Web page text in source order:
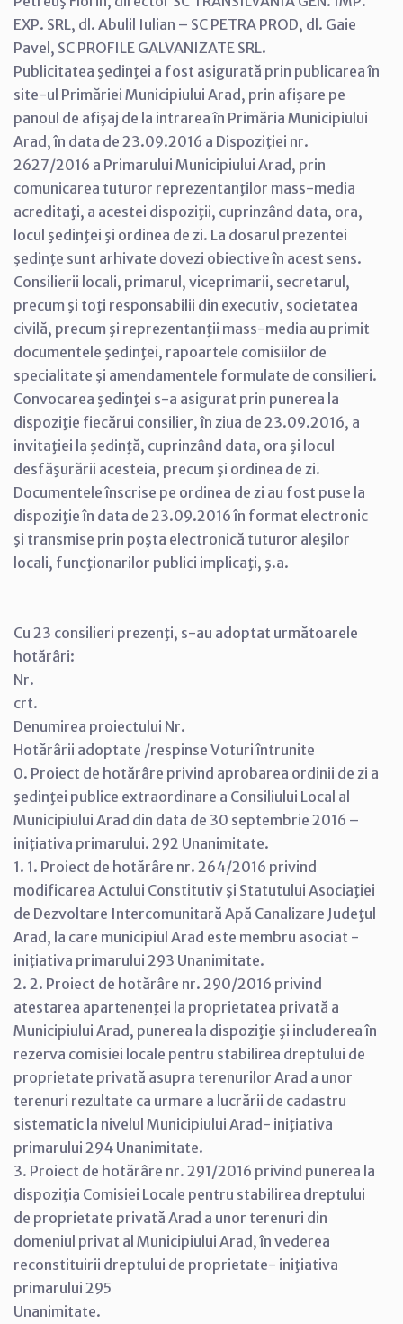
EXP. SRL, dl. Abulil Iulian – SC PETRA PROD, dl. Gaie
Pavel, SC PROFILE GALVANIZATE SRL.
Publicitatea şedinţei a fost asigurată prin publicarea în
site-ul Primăriei Municipiului Arad, prin afişare pe
panoul de afişaj de la intrarea în Primăria Municipiului
Arad, în data de 23.09.2016 a Dispoziţiei nr.
2627/2016 a Primarului Municipiului Arad, prin
comunicarea tuturor reprezentanţilor mass-media
acreditaţi, a acestei dispoziţii, cuprinzând data, ora,
locul şedinţei şi ordinea de zi. La dosarul prezentei
şedinţe sunt arhivate dovezi obiective în acest sens.
Consilierii locali, primarul, viceprimarii, secretarul,
precum şi toţi responsabilii din executiv, societatea
civilă, precum şi reprezentanţii mass-media au primit
documentele şedinţei, rapoartele comisiilor de
specialitate şi amendamentele formulate de consilieri.
Convocarea şedinţei s-a asigurat prin punerea la
dispoziţie fiecărui consilier, în ziua de 23.09.2016, a
invitaţiei la şedinţă, cuprinzând data, ora şi locul
desfăşurării acesteia, precum şi ordinea de zi.
Documentele înscrise pe ordinea de zi au fost puse la
dispoziţie în data de 23.09.2016 în format electronic
şi transmise prin poşta electronică tuturor aleşilor
locali, funcţionarilor publici implicaţi, ş.a.
Cu 23 consilieri prezenţi, s-au adoptat următoarele
hotărâri:
Nr.
crt.
Denumirea proiectului Nr.
Hotărârii adoptate /respinse Voturi întrunite
0. Proiect de hotărâre privind aprobarea ordinii de zi a
şedinţei publice extraordinare a Consiliului Local al
Municipiului Arad din data de 30 septembrie 2016 –
iniţiativa primarului. 292 Unanimitate.
1. 1. Proiect de hotărâre nr. 264/2016 privind
modificarea Actului Constitutiv şi Statutului Asociaţiei
de Dezvoltare Intercomunitară Apă Canalizare Judeţul
Arad, la care municipiul Arad este membru asociat -
iniţiativa primarului 293 Unanimitate.
2. 2. Proiect de hotărâre nr. 290/2016 privind
atestarea apartenenţei la proprietatea privată a
Municipiului Arad, punerea la dispoziţie şi includerea în
rezerva comisiei locale pentru stabilirea dreptului de
proprietate privată asupra terenurilor Arad a unor
terenuri rezultate ca urmare a lucrării de cadastru
sistematic la nivelul Municipiului Arad- iniţiativa
primarului 294 Unanimitate.
3. Proiect de hotărâre nr. 291/2016 privind punerea la
dispoziţia Comisiei Locale pentru stabilirea dreptului
de proprietate privată Arad a unor terenuri din
domeniul privat al Municipiului Arad, în vederea
reconstituirii dreptului de proprietate- iniţiativa
primarului 295
Unanimitate.